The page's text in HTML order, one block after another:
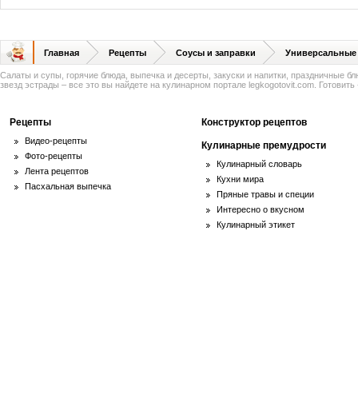
Главная Рецепты Соусы и заправки Универсальные
Салаты и супы, горячие блюда, выпечка и десерты, закуски и напитки, праздничные
звезд эстрады – все это вы найдете на кулинарном портале legkogotovit.com. Готовить
Рецепты
Видео-рецепты
Фото-рецепты
Лента рецептов
Пасхальная выпечка
Конструктор рецептов
Кулинарные премудрости
Кулинарный словарь
Кухни мира
Пряные травы и специи
Интересно о вкусном
Кулинарный этикет